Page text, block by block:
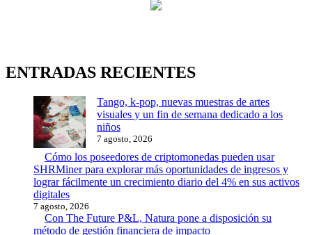
ENTRADAS RECIENTES
Tango, k-pop, nuevas muestras de artes
visuales y un fin de semana dedicado a los
niños
7 agosto, 2026
Cómo los poseedores de criptomonedas pueden usar
SHRMiner para explorar más oportunidades de ingresos y
lograr fácilmente un crecimiento diario del 4% en sus activos
digitales
7 agosto, 2026
Con The Future P&L, Natura pone a disposición su
método de gestión financiera de impacto